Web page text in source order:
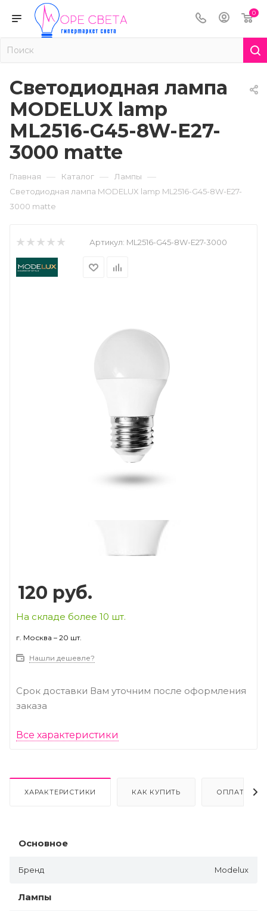
0
Светодиодная лампа
MODELUX lamp
ML2516-G45-8W-Е27-
3000 matte
Главная — Каталог — Лампы —
Светодиодная лампа MODELUX lamp ML2516-G45-8W-Е27-
3000 matte
Артикул: ML2516-G45-8W-Е27-3000
120 руб.
На складе более 10 шт.
г. Москва – 20 шт.
Нашли дешевле?
Срок доставки Вам уточним после оформления
заказа
Все характеристики
ХАРАКТЕРИСТИКИ КАК КУПИТЬ ОПЛАТА
Основное
Бренд Modelux
Лампы